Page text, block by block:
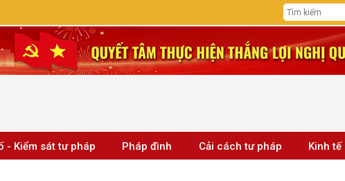
- Kiểm sát tư pháp Pháp đình Cải cách tư pháp Kinh tế